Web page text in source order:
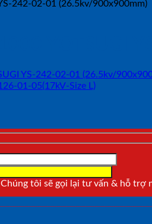
Chúng tôi sẽ gọi lại tư vấn & hỗ trợ